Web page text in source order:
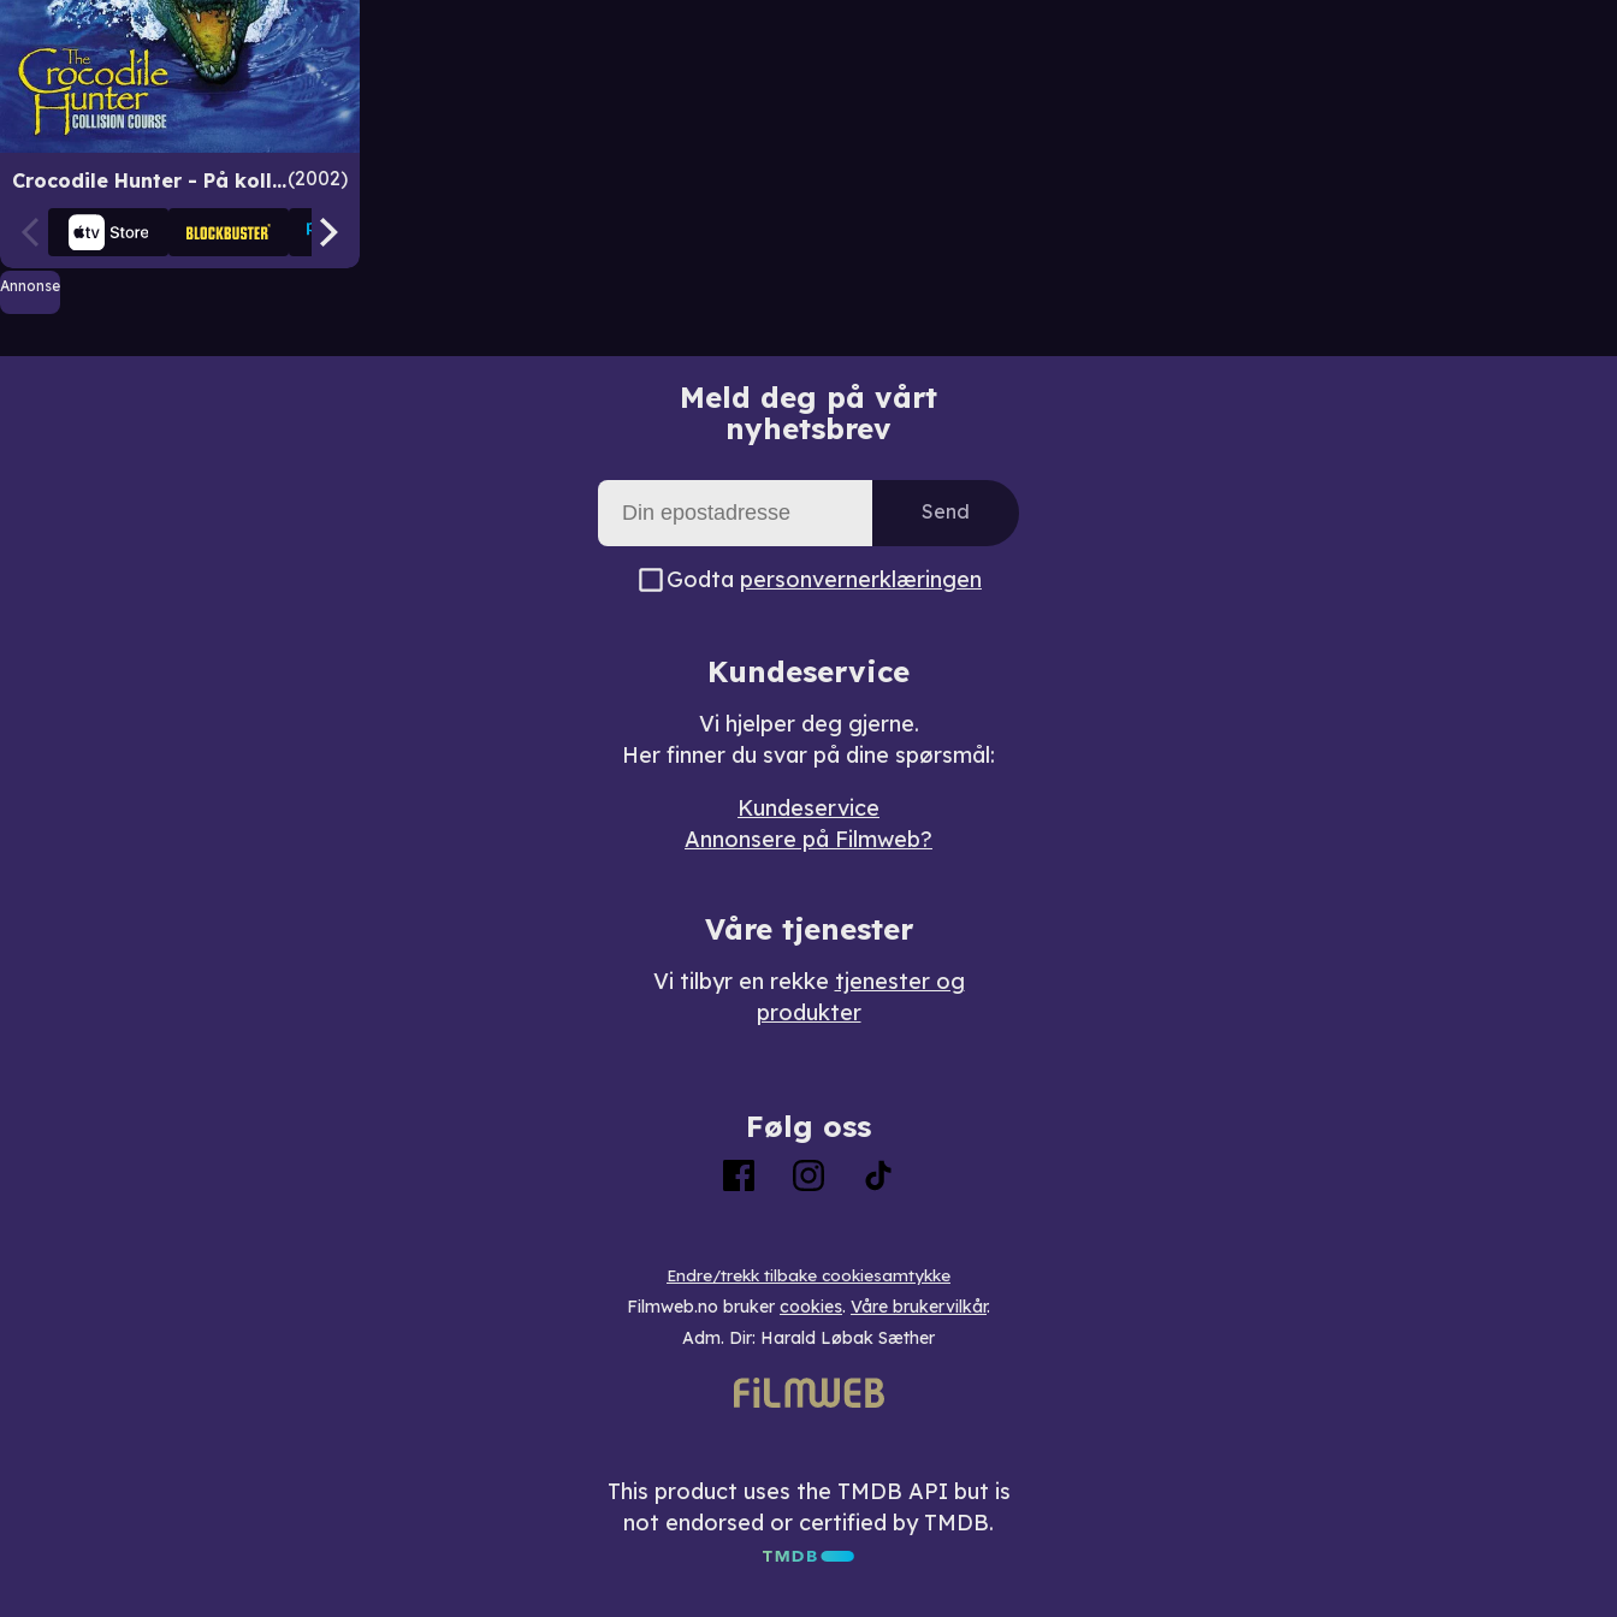
Crocodile Hunter - På kollisjonskurs 2002
Annonse
Meld deg på vårt
nyhetsbrev
Send
Godta personvernerklæringen
Kundeservice
Vi hjelper deg gjerne.
Her finner du svar på dine spørsmål:
Kundeservice
Annonsere på Filmweb?
Våre tjenester
Vi tilbyr en rekke tjenester og
produkter
Følg oss
Endre/trekk tilbake cookiesamtykke
Filmweb.no bruker cookies. Våre brukervilkår.
Adm. Dir: Harald Løbak Sæther
This product uses the TMDB API but is
not endorsed or certified by TMDB.